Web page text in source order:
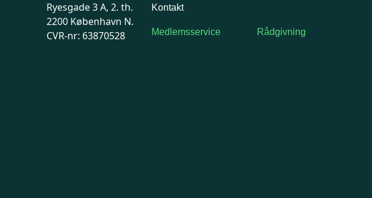
Ryesgade 3 A, 2. th.
2200 København N.
CVR-nr: 63870528
Kontakt
Medlemsservice Rådgivning